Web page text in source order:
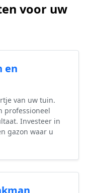
voor uw
en
van uw tuin.
professioneel
Investeer in
gazon waar u